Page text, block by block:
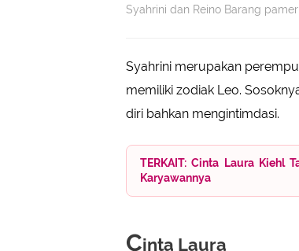
Syahrini dan Reino Barang
Syahrini merupakan
memiliki zodiak Leo.
diri bahkan mengintimdasi.
TERKAIT: Cinta Laura Kiehl
Karyawannya
Cinta Laura